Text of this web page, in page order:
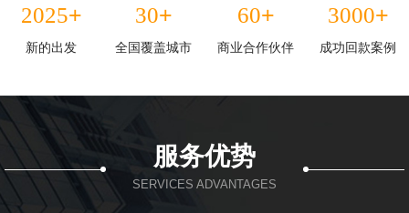
2025+
新的出发
30+
全国覆盖城市
60+
商业合作伙伴
3000+
成功回款案例
服务优势
SERVICES ADVANTAGES